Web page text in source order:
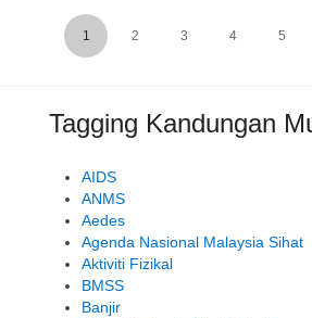
1 2 3 4 5
Tagging Kandungan
AIDS
ANMS
Aedes
Agenda Nasional Malaysia Sihat
Aktiviti Fizikal
BMSS
Banjir